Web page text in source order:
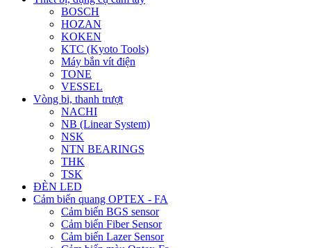
BOSCH
HOZAN
KOKEN
KTC (Kyoto Tools)
Máy bắn vít điện
TONE
VESSEL
Vòng bi, thanh trượt
NACHI
NB (Linear System)
NSK
NTN BEARINGS
THK
TSK
ĐÈN LED
Cảm biến quang OPTEX - FA
Cảm biến BGS sensor
Cảm biến Fiber Sensor
Cảm biến Lazer Sensor